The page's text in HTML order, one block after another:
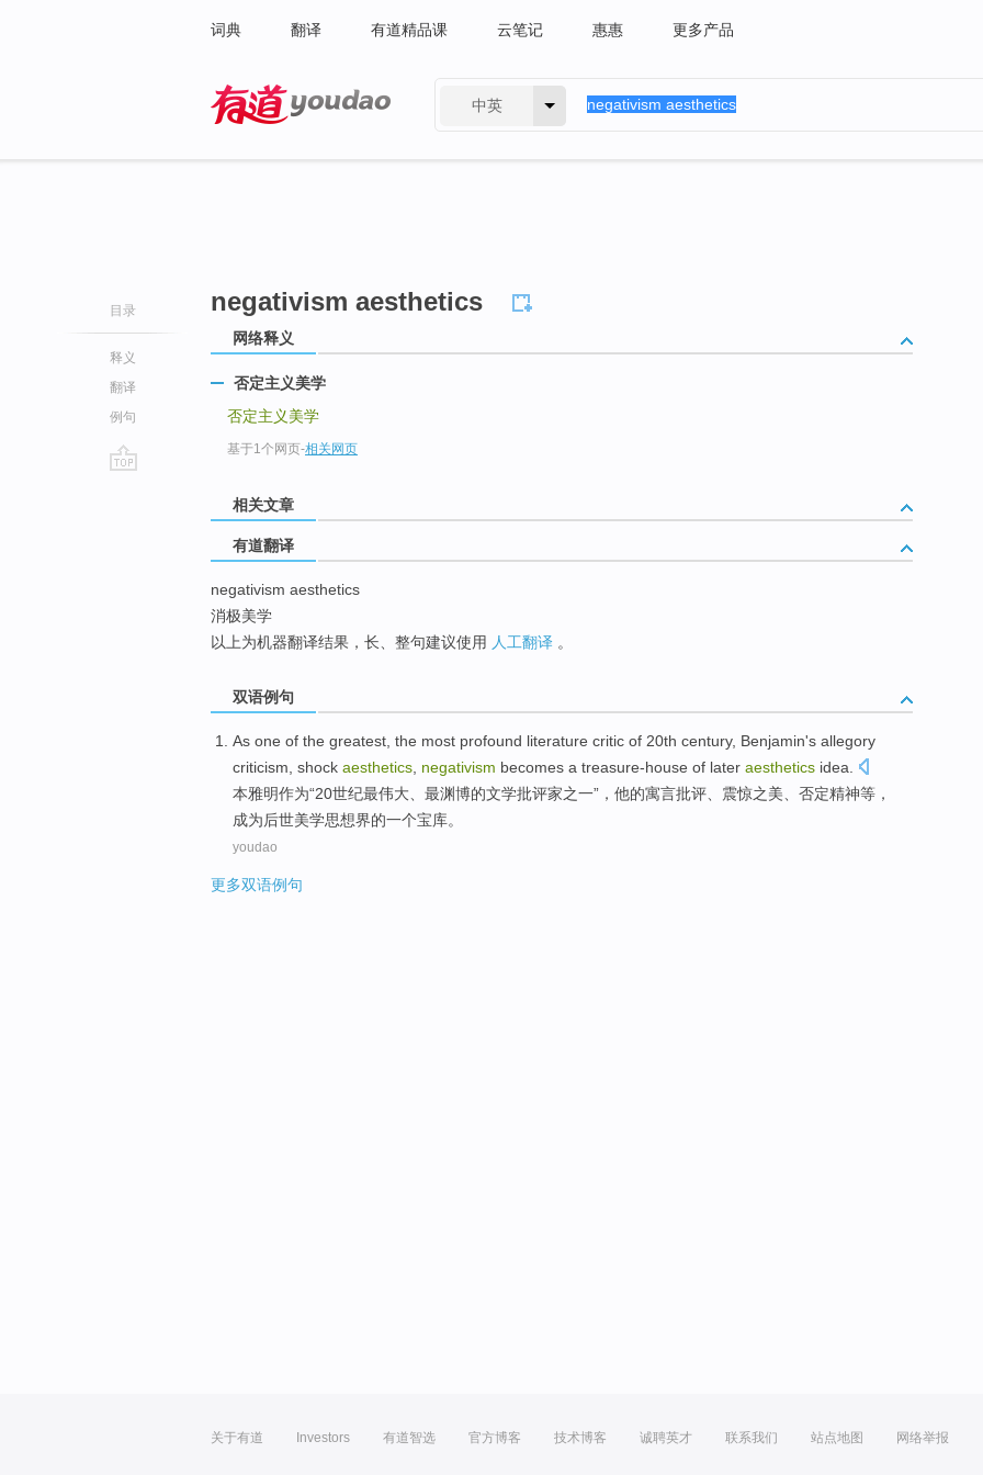
词典 翻译 有道精品课 云笔记 惠惠 更多产品
中英
目录
释义
翻译
例句
negativism aesthetics
网络释义
否定主义美学
否定主义美学
基于1个网页-相关网页
相关文章
有道翻译
negativism aesthetics
消极美学
以上为机器翻译结果，长、整句建议使用 人工翻译 。
双语例句
As one of the greatest , the most profound literature critic of 20th century, Benjamin's allegory
criticism shock aesthetics negativism becomes a treasure-house of later aesthetics idea.
本雅明作为“20世纪最伟大 最渊博的文学批评家之一”，他的寓言批评 震惊之美 否定精神等 ，
成为后世美学思想界的一个宝库。
youdao
更多双语例句
关于有道 Investors 有道智选 官方博客 技术博客 诚聘英才 联系我们 站点地图 网络举报